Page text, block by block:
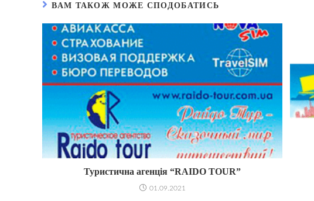
ВАМ ТАКОЖ МОЖЕ СПОДОБАТИСЬ
Туристична агенція “RAIDO TOUR”
01.09.2021